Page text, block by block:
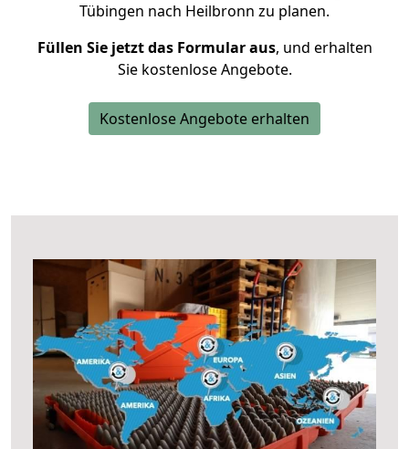
Tübingen nach Heilbronn zu planen.
Füllen Sie jetzt das Formular aus, und erhalten
Sie kostenlose Angebote.
Kostenlose Angebote erhalten